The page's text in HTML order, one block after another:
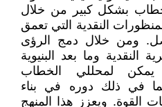
بشكل كبير من خلال
النقدية التي تعمق
ومن خلال دمج الرؤى
النقدية وما بعد البنيوية
يمكن لمحللي الخطاب
في ذلك دوره في بناء
القوة. ويعزز هذا المنهج